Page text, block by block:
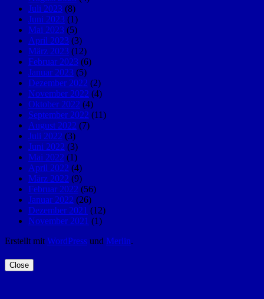
Juli 2023 (8)
Juni 2023 (1)
Mai 2023 (5)
April 2023 (3)
März 2023 (12)
Februar 2023 (6)
Januar 2023 (5)
Dezember 2022 (2)
November 2022 (4)
Oktober 2022 (4)
September 2022 (11)
August 2022 (7)
Juli 2022 (3)
Juni 2022 (3)
Mai 2022 (1)
April 2022 (4)
März 2022 (9)
Februar 2022 (56)
Januar 2022 (26)
Dezember 2021 (12)
November 2021 (1)
Erstellt mit WordPress und Merlin.
Close